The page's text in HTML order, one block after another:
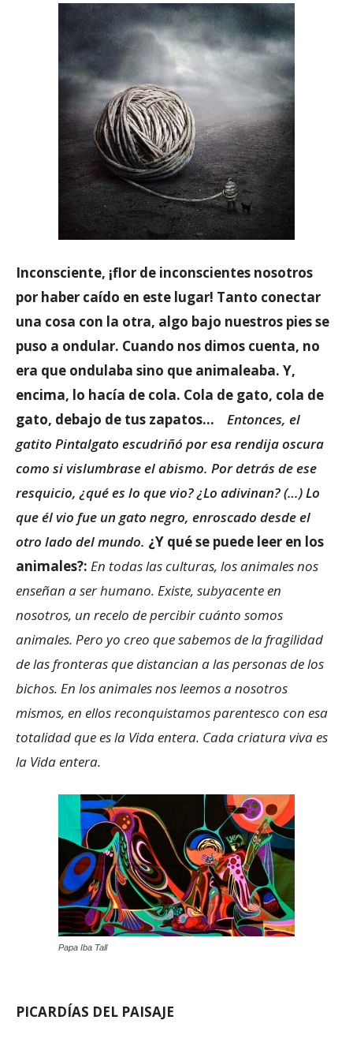
Inconsciente, ¡flor de inconscientes nosotros
por haber caído en este lugar! Tanto conectar
una cosa con la otra, algo bajo nuestros pies se
puso a ondular. Cuando nos dimos cuenta, no
era que ondulaba sino que animaleaba. Y,
encima, lo hacía de cola. Cola de gato, cola de
gato, debajo de tus zapatos…
Entonces, el
gatito Pintalgato escudriñó por esa rendija oscura
como si vislumbrase el abismo. Por detrás de ese
resquicio, ¿qué es lo que vio? ¿Lo adivinan? (…) Lo
que él vio fue un gato negro, enroscado desde el
otro lado del mundo. ¿Y qué se puede leer en los
animales?: En todas las culturas, los animales nos
enseñan a ser humano. Existe, subyacente en
nosotros, un recelo de percibir cuánto somos
animales. Pero yo creo que sabemos de la fragilidad
de las fronteras que distancian a las personas de los
bichos. En los animales nos leemos a nosotros
mismos, en ellos reconquistamos parentesco con esa
totalidad que es la Vida entera. Cada criatura viva es
la Vida entera.
Papa Iba Tall
PICARDÍAS DEL PAISAJE